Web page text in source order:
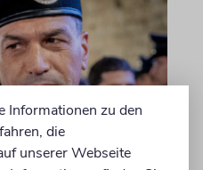
Informationen zu den
die
unserer Webseite